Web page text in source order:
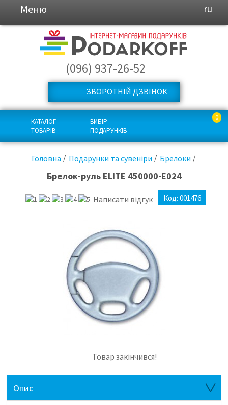
Меню ru
(096) 937-26-52
ЗВОРОТНІЙ ДЗВІНОК
КАТАЛОГ
ТОВАРІВ
ВИБІР
ПОДАРУНКІВ
0
Головна Подарунки та сувеніри Брелоки
Брелок-руль ELITE 450000-Е024
Написати відгук Код: 001476
Товар закінчився!
Опис